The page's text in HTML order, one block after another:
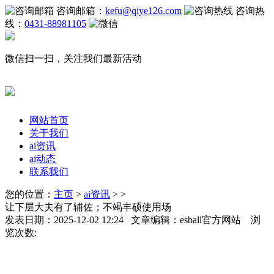
咨询邮箱： kefu@qiye126.com
咨询热
线： 0431-88981105
微信扫一扫，关注我们最新活动
网站首页
关于我们
ai资讯
ai动态
联系我们
您的位置： 主页 > ai资讯 > >
让下层大夫有了辅佐；不竭丰硕使用场
发表日期：2025-12-02 12:24 文章编辑：esball官方网站 浏
览次数: